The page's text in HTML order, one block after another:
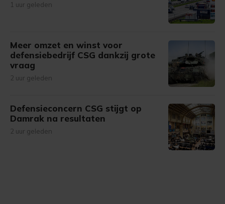
1 uur geleden
Meer omzet en winst voor
defensiebedrijf CSG dankzij grote
vraag
2 uur geleden
Defensieconcern CSG stijgt op
Damrak na resultaten
2 uur geleden